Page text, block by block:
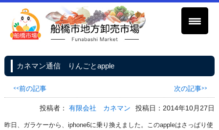
カネマン通信 りんごとapple
<<前の記事 次の記事>>
投稿者：有限会社 カネマン 投稿日：2014年10月27日
昨日、ガラケーから、iphone6に乗り換えました。このappleはさっぱり使